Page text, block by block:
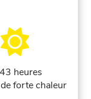
heures
forte chaleur